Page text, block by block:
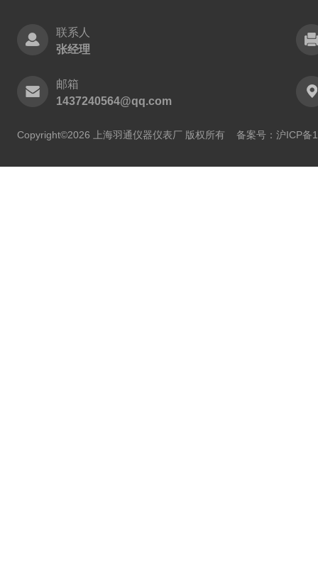
联系人
张经理
邮箱
1437240564@qq.com
Copyright©2026 上海羽通仪器仪表厂 版权所有 备案号：沪ICP备